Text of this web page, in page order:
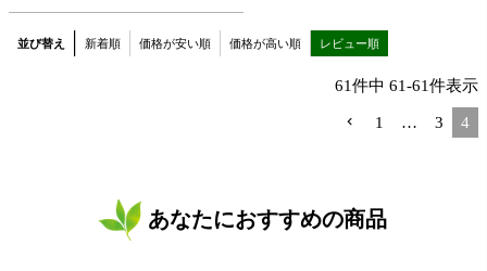
並び替え 新着順 価格が安い順 価格が高い順 レビュー順
61件中 61-61件表示
1 … 3 4
あなたにおすすめの商品